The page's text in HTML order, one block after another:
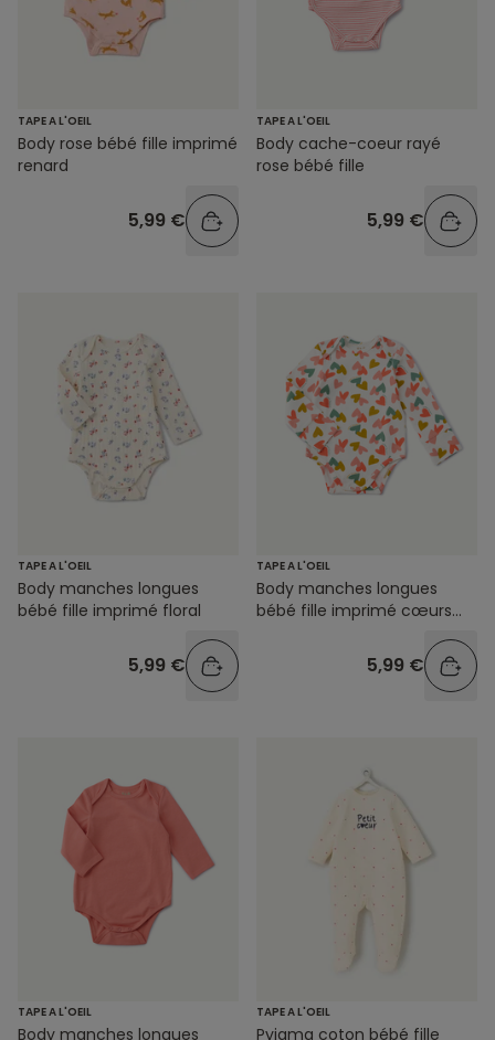
TAPE A L'OEIL
Body rose bébé fille imprimé
renard
5,99 €
TAPE A L'OEIL
Body cache-coeur rayé
rose bébé fille
5,99 €
TAPE A L'OEIL
Body manches longues
bébé fille imprimé floral
5,99 €
TAPE A L'OEIL
Body manches longues
bébé fille imprimé cœurs
5,99 €
TAPE A L'OEIL
Body manches longues
TAPE A L'OEIL
Pyjama coton bébé fille